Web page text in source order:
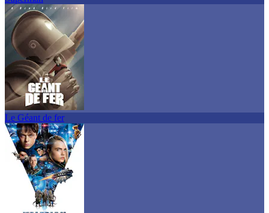
Le Géant de fer